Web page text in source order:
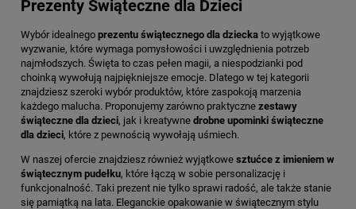
Prezenty Świąteczne dla Dzieci
Wybór idealnego prezentu świątecznego dla dziecka to wyjątkowe
wyzwanie, które wymaga pomysłowości i uwzględnienia potrzeb
najmłodszych. Święta to czas pełen magii, a niespodzianki pod
choinką wywołują najpiękniejsze emocje. Dlatego w tej kategorii
znajdziesz szeroki wybór produktów, które zaspokoją marzenia
każdego malucha. Proponujemy zarówno praktyczne zestawy
świąteczne dla dzieci, jak i kreatywne drobne upominki świąteczne
dla dzieci, które z pewnością wywołają uśmiech.
W naszej ofercie znajdziesz również wyjątkowe sztućce z imieniem w
świątecznym pudełku, które łączą w sobie personalizację i
funkcjonalność. Taki prezent nie tylko sprawi radość, ale także stanie
się pamiątką na lata. Eleganckie opakowanie w świątecznym stylu